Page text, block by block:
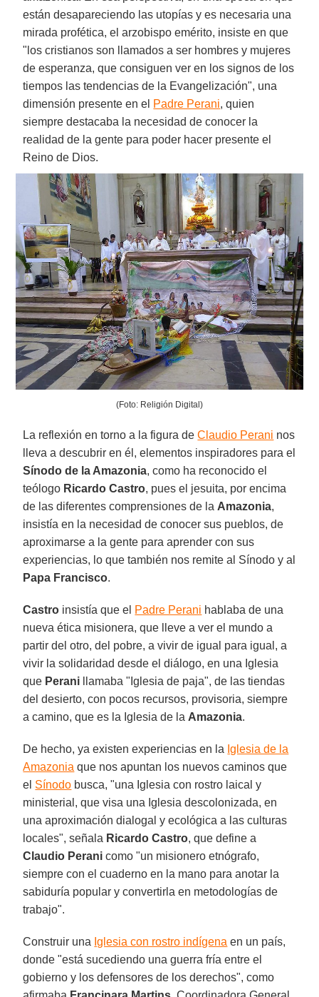
están desapareciendo las utopías y es necesaria una
mirada profética, el arzobispo emérito, insiste en que
"los cristianos son llamados a ser hombres y mujeres
de esperanza, que consiguen ver en los signos de los
tiempos las tendencias de la Evangelización", una
dimensión presente en el Padre Perani, quien
siempre destacaba la necesidad de conocer la
realidad de la gente para poder hacer presente el
Reino de Dios.
(Foto: Religión Digital)
La reflexión en torno a la figura deClaudio Perani nos
lleva a descubrir en él, elementos inspiradores para el
Sínodo de la Amazonia, como ha reconocido el
teólogo Ricardo Castro, pues el jesuita, por encima
de las diferentes comprensiones de la Amazonia,
insistía en la necesidad de conocer sus pueblos, de
aproximarse a la gente para aprender con sus
experiencias, lo que también nos remite al Sínodo y al
Papa Francisco.
Castro insistía que el Padre Perani hablaba de una
nueva ética misionera, que lleve a ver el mundo a
partir del otro, del pobre, a vivir de igual para igual, a
vivir la solidaridad desde el diálogo, en una Iglesia
que Perani llamaba "Iglesia de paja", de las tiendas
del desierto, con pocos recursos, provisoria, siempre
a camino, que es la Iglesia de la Amazonia.
De hecho, ya existen experiencias en la Iglesia de la
Amazonia que nos apuntan los nuevos caminos que
el Sínodo busca, "una Iglesia con rostro laical y
ministerial, que visa una Iglesia descolonizada, en
una aproximación dialogal y ecológica a las culturas
locales", señala Ricardo Castro, que define a
Claudio Perani como "un misionero etnógrafo,
siempre con el cuaderno en la mano para anotar la
sabiduría popular y convertirla en metodologías de
trabajo".
Construir una Iglesia con rostro indígena en un país,
donde "está sucediendo una guerra fría entre el
gobierno y los defensores de los derechos", como